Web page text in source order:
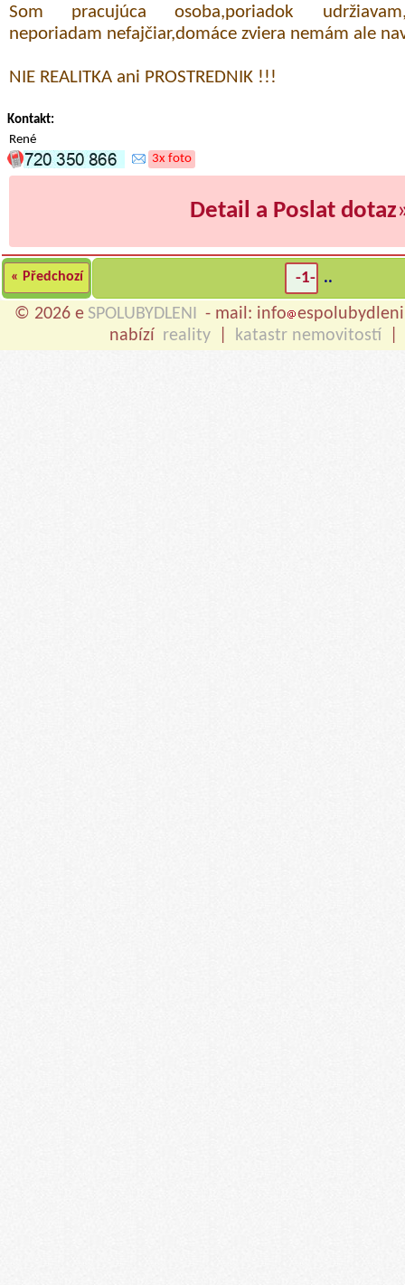
Som pracujúca osoba,poriadok
neporiadam nefajčiar,domáce zviera nemám ale
NIE REALITKA ani PROSTREDNIK !!!
Kontakt:
René
3x foto
Detail a Poslat dotaz
« Předchozí -1- ..
© 2026 e SPOLUBYDLENI - mail: info
nabízí reality katastr nemovitostí